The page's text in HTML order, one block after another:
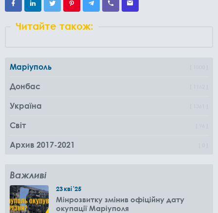
Читайте також:
Маріуполь
Донбас
Україна
Світ
Архив 2017-2021
Важливі
23кві'25
Мінрозвитку змінив офіційну дату
окупації Маріуполя